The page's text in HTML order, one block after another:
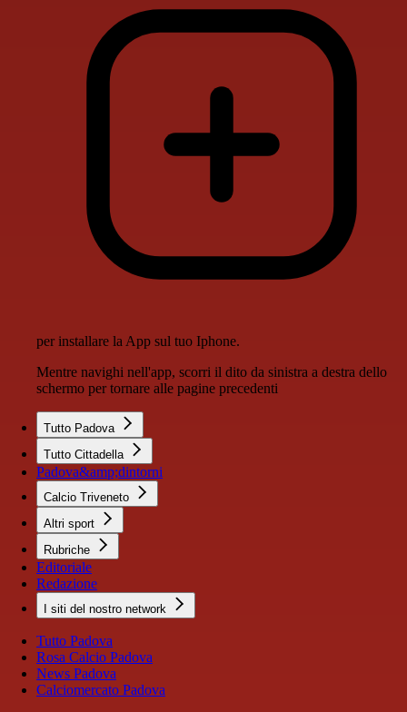
per installare la App sul tuo Iphone.
Mentre navighi nell'app, scorri il dito da sinistra a destra dello
schermo per tornare alle pagine precedenti
Tutto Padova
Tutto Cittadella
Padova&amp;dintorni
Calcio Triveneto
Altri sport
Rubriche
Editoriale
Redazione
I siti del nostro network
Tutto Padova
Rosa Calcio Padova
News Padova
Calciomercato Padova